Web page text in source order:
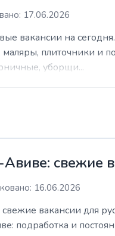
17.06.2026
вакансии на
маляры, плиточники и
уборщи...
Авиве: свежие
16.06.2026
вакансии для
подработка и